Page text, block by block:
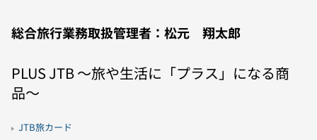
総合旅行業務取扱管理者：松元 翔太郎
PLUS JTB 〜旅や生活に「プラス」になる商
品〜
JTB旅カード